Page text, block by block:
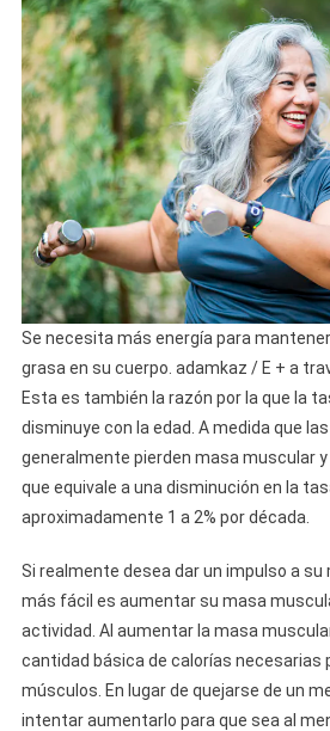
Se necesita más energía para
grasa en su cuerpo. adamkaz / E + a
Esta es también la razón por la que la
disminuye con la edad. A medida que
generalmente pierden masa muscular
que equivale a una disminución en la
aproximadamente 1 a 2% por década.
Si realmente desea dar un impulso a
más fácil es aumentar su masa
actividad. Al aumentar la masa
cantidad básica de calorías necesarias
músculos. En lugar de quejarse de un
intentar aumentarlo para que sea al